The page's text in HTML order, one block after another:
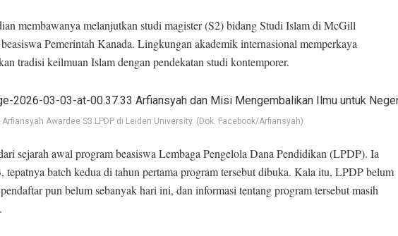
membawanya melanjutkan studi magister (S2) bidang Studi Islam di McGill
Pemerintah Kanada. Lingkungan akademik internasional memperkaya
tradisi keilmuan Islam dengan pendekatan studi kontemporer.
Arfiansyah Awardee S3 LPDP di Leiden University. (Dok. Facebook/Arfiansyah)
sejarah awal program beasiswa Lembaga Pengelola Dana Pendidikan (LPDP). Ia
tepatnya batch kedua di tahun pertama program tersebut dibuka. Kala itu, LPDP belum
pun belum sebanyak hari ini, dan informasi tentang program tersebut masih